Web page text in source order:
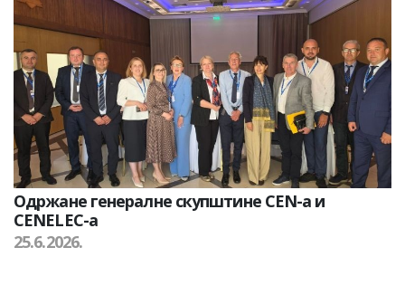
Одржане генералне скупштине CEN-а и
CENELEC-а
25.6.2026.